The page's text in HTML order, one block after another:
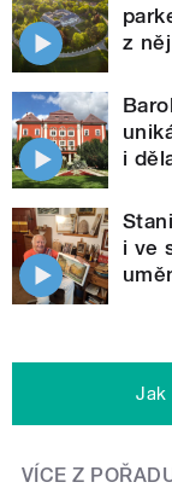
z
i
i ve
Jak
VÍCE Z